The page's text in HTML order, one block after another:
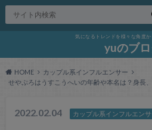
気になるトレンドを様々な角度
yuのブ
HOME
カップル系インフルエンサー
せやぷろはうすこうへいの年齢や本名は？身長
2022.02.04 カップル系インフルエン